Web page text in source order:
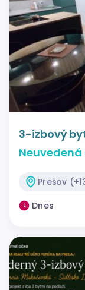
3-izbový
Neuvedená
Prešov
Dnes